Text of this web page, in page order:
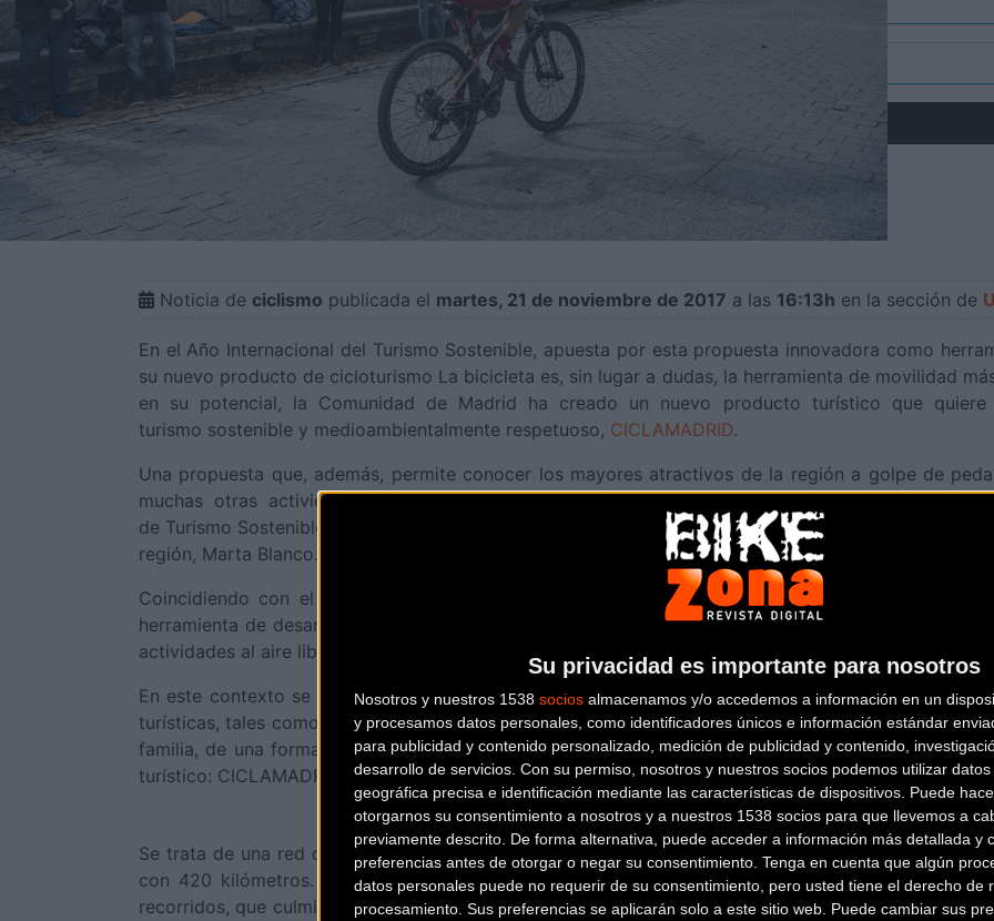
Su privacidad es importante para nosotros
Nosotros y nuestros 1538 socios almacenamos y/o accedemos a información en un
y procesamos datos personales, como identificadores únicos e información estándar
para publicidad y contenido personalizado, medición de publicidad y contenido,
desarrollo de servicios. Con su permiso, nosotros y nuestros socios podemos utilizar
geográfica precisa e identificación mediante las características de dispositivos. Puede
otorgarnos su consentimiento a nosotros y a nuestros 1538 socios para que llevemos a
previamente descrito. De forma alternativa, puede acceder a información más detallada y
preferencias antes de otorgar o negar su consentimiento. Tenga en cuenta que algún
datos personales puede no requerir de su consentimiento, pero usted tiene el derecho de
procesamiento. Sus preferencias se aplicarán solo a este sitio web. Puede cambiar sus
Noticia de ciclismo publicada el martes, 21 de noviembre de 2017 a las 16:13h en la sección de
En el Año Internacional del Turismo Sostenible, apuesta por esta propuesta innovadora como
su nuevo producto de cicloturismo La bicicleta es, sin lugar a dudas, la herramienta de movilidad
en su potencial, la Comunidad de Madrid ha creado un nuevo producto turístico que
turismo sostenible y medioambientalmente respetuoso, CICLAMADRID.
Una propuesta que, además, permite conocer los mayores atractivos de la región a golpe de
muchas otras actividades, entre ellas culturales, gastronómicas o de enoturismo. Así,
de Turismo Sostenible de la Comunidad de Madrid celebrado ayer en San Lorenzo de El Escorial e
región, Marta Blanco.
Coincidiendo con el Año Internacional del Turismo Sostenible, la Comunidad de Madrid
herramienta de desarrollo sostenible en los ámbitos económico, social y ambiental. La región
actividades al aire libre, complementado con una oferta que asegura la diversión durante todo el día.
En este contexto se encuadra el cicloturismo y no cabe duda de que la bicicleta puede ser un
turísticas, tales como el disfrute de la naturaleza, pero también de la cultura, de la gastronomía o
familia, de una forma saludable. Para desarrollar todo su potencial, la Comunidad de Madrid ha
turístico: CICLAMADRID.
Se trata de una red de rutas ciclables interconectadas y articuladas en torno a un gran anillo
con 420 kilómetros. Además, una serie de corredores suman a la cartera otros 350
recorridos, que culminarán su señalización en el primer semestre de 2018. CICLAMADRID, como